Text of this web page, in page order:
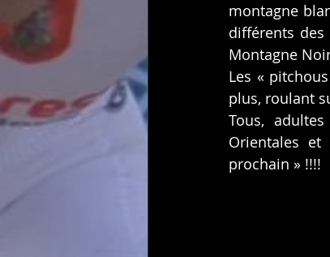
montagne
différents
Montagne
Les «
plus, roulant
Tous,
Orientales et
prochain » !!!!